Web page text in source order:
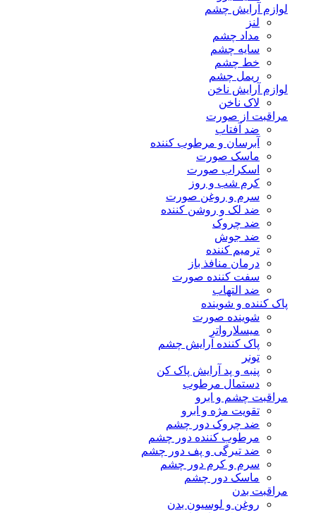
لوازم آرایش چشم
لنز
مداد چشم
سایه چشم
خط چشم
ریمل چشم
لوازم آرایش ناخن
لاک ناخن
مراقبت از صورت
ضد آفتاب
آبرسان و مرطوب کننده
ماسک صورت
اسکراب صورت
کرم شب و روز
سرم و روغن صورت
ضد لک و روشن کننده
ضد چروک
ضد جوش
ترمیم کننده
درمان منافذ باز
سفت کننده صورت
ضد التهاب
پاک کننده و شوینده
شوینده صورت
میسلارواتر
پاک کننده آرایش چشم
تونر
پنبه و پد آرایش پاک کن
دستمال مرطوب
مراقبت چشم و ابرو
تقویت مژه و ابرو
ضد چروک دور چشم
مرطوب کننده دور چشم
ضد تیرگی و پف دور چشم
سرم و کرم دور چشم
ماسک دور چشم
مراقبت بدن
روغن و لوسیون بدن